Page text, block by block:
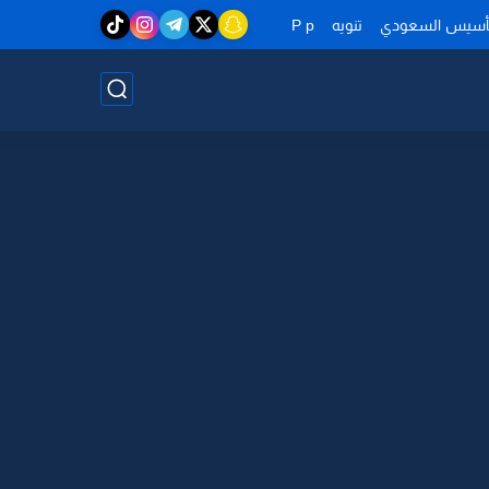
السعودي تنويه P p